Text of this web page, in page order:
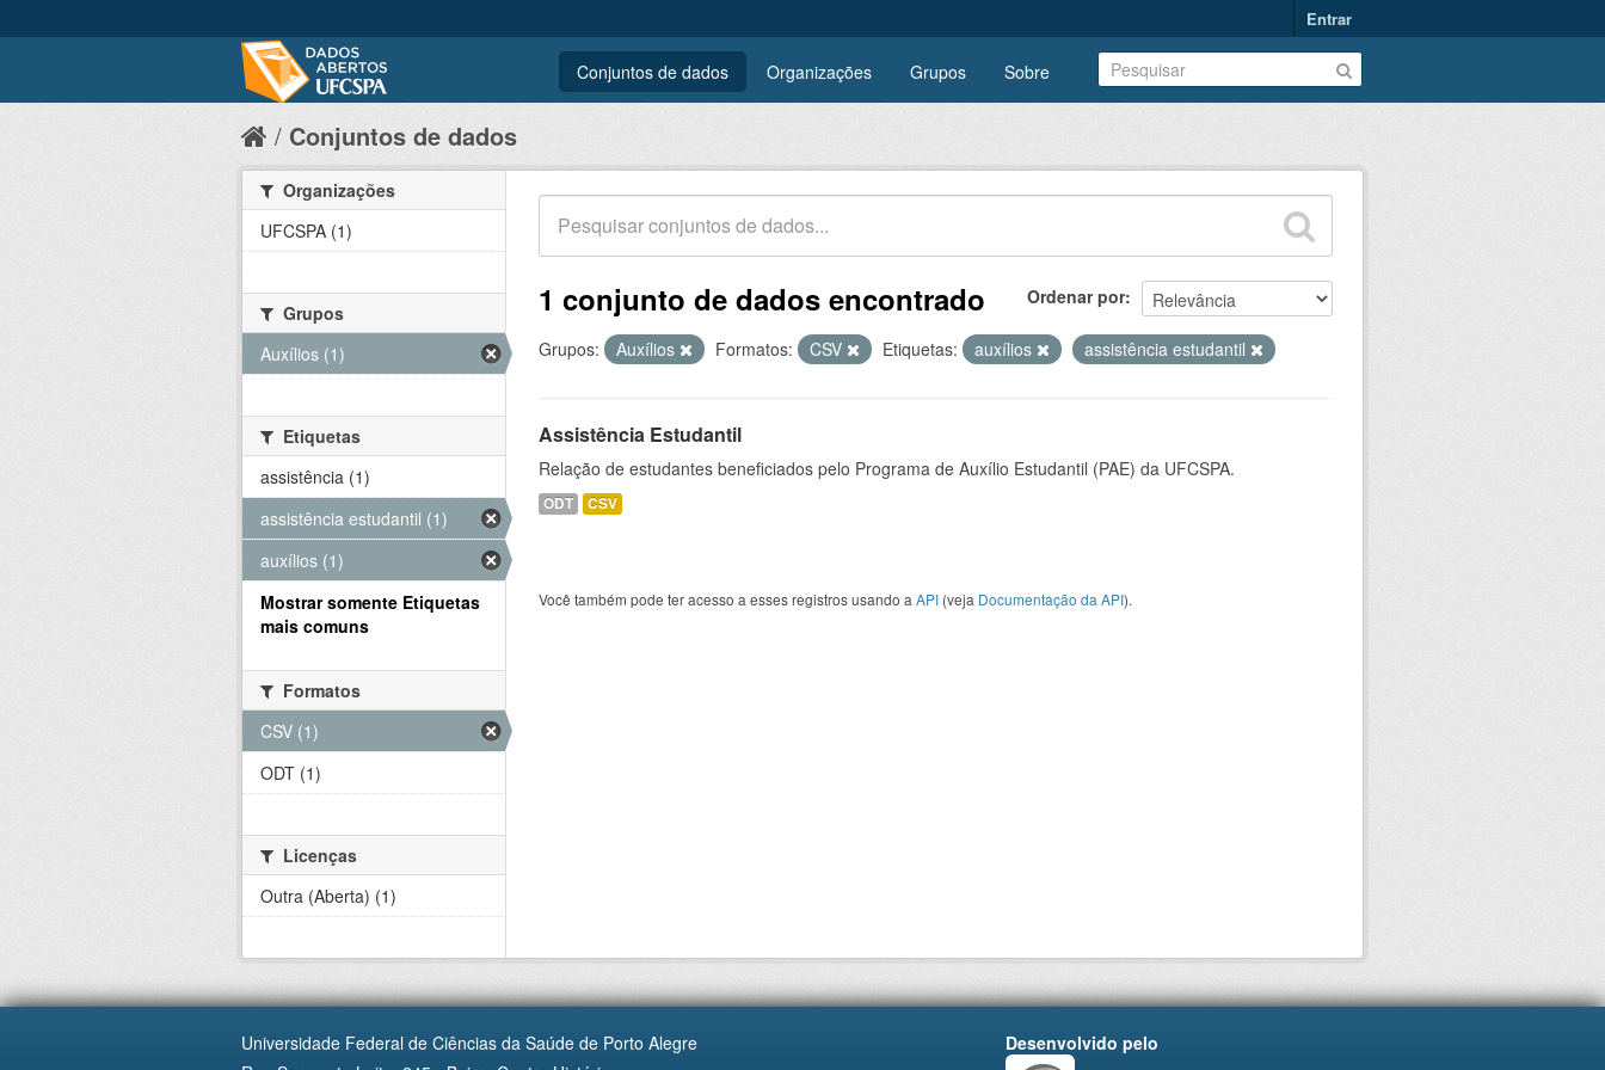
Entrar
Conjuntos de dados Organizações Grupos Sobre
Conjuntos de dados
Ordenar por
1 conjunto de dados encontrado
Grupos: Auxílios Formatos: CSV Etiquetas: auxílios assistência estudantil
Assistência Estudantil
Relação de estudantes beneficiados pelo Programa de Auxílio Estudantil (PAE) da UFCSPA.
ODT CSV
Você também pode ter acesso a esses registros usando a API (veja Documentação da API).
Organizações
UFCSPA (1)
Grupos
Auxílios (1)
Etiquetas
assistência (1)
assistência estudantil (1)
auxílios (1)
Mostrar somente Etiquetas
mais comuns
Formatos
CSV (1)
ODT (1)
Licenças
Outra (Aberta) (1)
Universidade Federal de Ciências da Saúde de Porto Alegre
Desenvolvido pelo